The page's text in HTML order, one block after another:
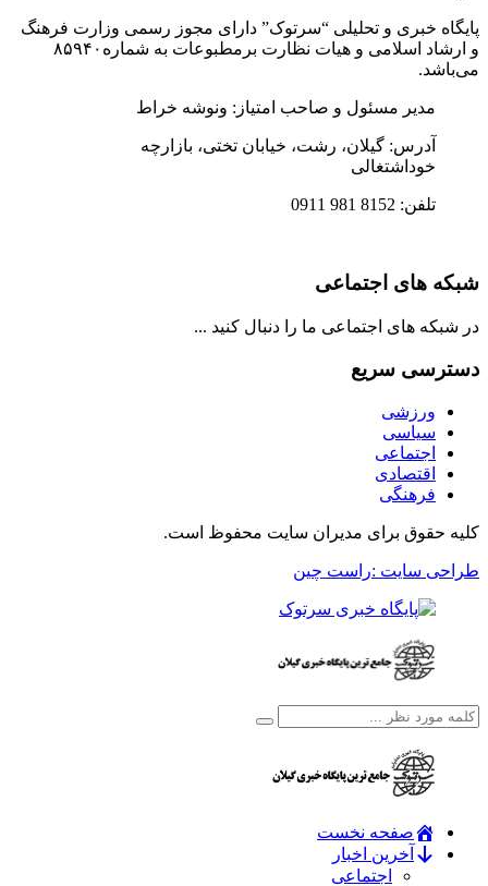
پایگاه خبری و تحلیلی “سرتوک” دارای مجوز رسمی وزارت فرهنگ
و ارشاد اسلامی و هیات نظارت برمطبوعات به شماره۸۵۹۴۰
می‌باشد.
مدیر مسئول و صاحب امتیاز: ونوشه خراط
آدرس: گیلان، رشت، خیابان تختی، بازارچه
خوداشتغالی
تلفن: 8152 981 0911
شبکه های اجتماعی
در شبکه های اجتماعی ما را دنبال کنید ...
دسترسی سریع
ورزشی
سیاسی
اجتماعی
اقتصادی
فرهنگی
کلیه حقوق برای مدیران سایت محفوظ است.
طراحی سایت :راست چین
صفحه نخست
آخرین اخبار
اجتماعی